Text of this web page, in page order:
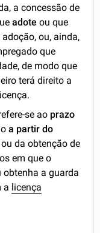
a concessão de
adoteou que
ou, ainda,
que
de modo que
terá direito a
se ao prazo
a partir do
da obtenção de
em que o
obtenha a guarda
a licença